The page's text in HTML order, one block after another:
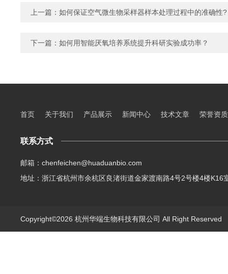
上一篇： 如何保证空气微生物采样器样本处理过程中的准确性?
下一篇： 如何用智能厌氧培养系统提升科研实验成功率？
首页 关于我们 产品展示 新闻中心 技术文章 荣誉资质
联系方式
邮箱：chenfeichen@huaduanbio.com
地址：浙江省杭州市余杭区良渚街道金家渡南路4号2号楼4楼K16
Copyright©2026 杭州华端生物科技有限公司 All Right